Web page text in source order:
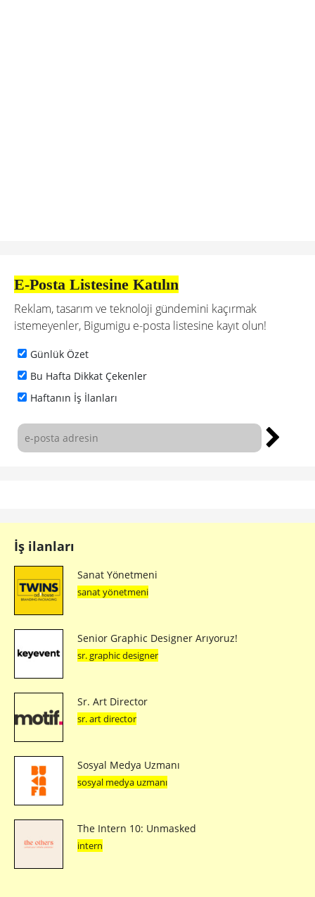
E-Posta Listesine Katılın
Reklam, tasarım ve teknoloji gündemini kaçırmak
istemeyenler, Bigumigu e-posta listesine kayıt olun!
Günlük Özet
Bu Hafta Dikkat Çekenler
Haftanın İş İlanları
İş ilanları
Sanat Yönetmeni
sanat yönetmeni
Senior Graphic Designer Arıyoruz!
sr. graphic designer
Sr. Art Director
sr. art director
Sosyal Medya Uzmanı
sosyal medya uzmanı
The Intern 10: Unmasked
intern